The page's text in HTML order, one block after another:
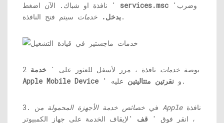
نافذة او شباك. الآن اضغط ' services.msc
'وضرب
يدخل. خدمات سيتم فتح النافذة.
2 بوصة خدمات نافذة ، مرر لأسفل للعثور على ' خدمة
Apple Mobile Device
' و نقرتين متتاليتين عليه.
3. في خصائص خدمة الأجهزة المحمولة من Appleنافذة
، انقر فوق ' قف 'لإيقاف الخدمة على جهاز الكمبيوتر